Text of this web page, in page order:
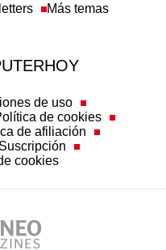
de cookies
de afiliación
cookies